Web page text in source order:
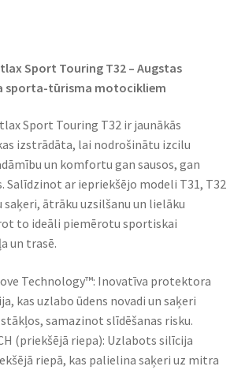
Sport Touring T32 – Augstas
sporta-tūrisma motocikliem​
Sport Touring T32 ir jaunākās
izstrādāta, lai nodrošinātu izcilu
un komfortu gan sausos, gan
Salīdzinot ar iepriekšējo modeli T31, T32
saķeri, ātrāku uzsilšanu un lielāku
to ideāli piemērotu sportiskai
un trasē.​
Technology™: Inovatīva protektora
kas uzlabo ūdens novadi un saķeri
samazinot slīdēšanas risku.​
(priekšējā riepa): Uzlabots silīcija
riepā, kas palielina saķeri uz mitra